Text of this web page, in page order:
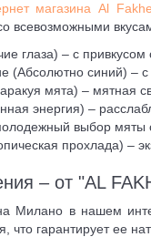
магазина Al
всевозможными
глаза) – с
(Абсолютно синий) –
мята) – мятная
энергия) –
выбор мяты
прохлада) –
– от "AL
Милано в нашем
что гарантирует ее